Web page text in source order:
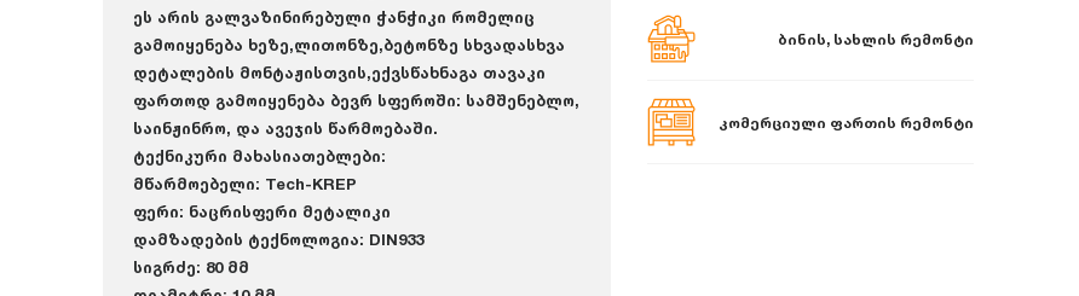
ეს არის გალვაზინირებული ჭანჭიკი რომელიც
გამოიყენება ხეზე,ლითონზე,ბეტონზე სხვადასხვა
დეტალების მონტაჟისთვის,ექვსწახნაგა თავაკი
ფართოდ გამოიყენება ბევრ სფეროში: სამშენებლო,
საინჟინრო, და ავეჯის წარმოებაში.
ტექნიკური მახასიათებლები:
მწარმოებელი: Tech-KREP
ფერი: ნაცრისფერი მეტალიკი
დამზადების ტექნოლოგია: DIN933
სიგრძე: 80 მმ
ბინის, სახლის რემონტი
კომერციული ფართის რემონტი